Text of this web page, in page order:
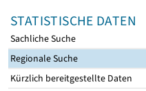
STATISTISCHE DATEN
Sachliche Suche
Regionale Suche
Kürzlich bereitgestellte Daten